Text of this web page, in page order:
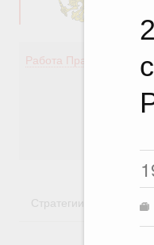
Работа Правительства
Стратегии